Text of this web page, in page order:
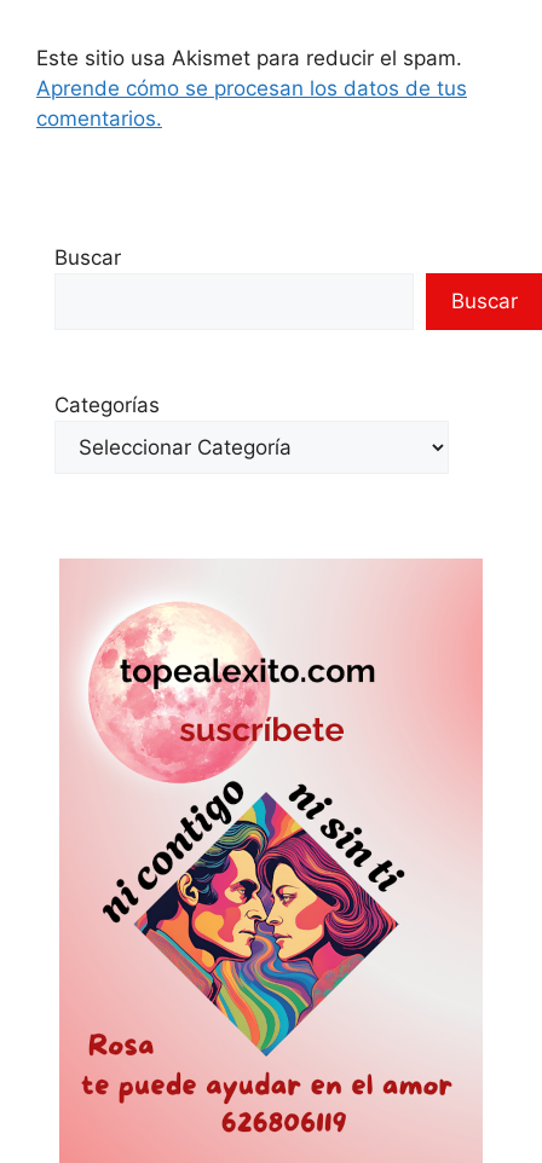
Este sitio usa Akismet para reducir el spam.
Aprende cómo se procesan los datos de tus
comentarios.
Buscar
Buscar
Categorías